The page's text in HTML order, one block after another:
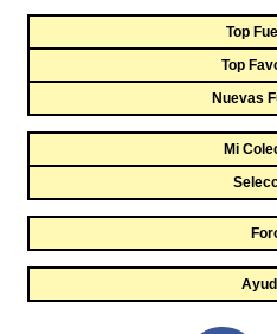
Top
Top
Nuevas
Mi